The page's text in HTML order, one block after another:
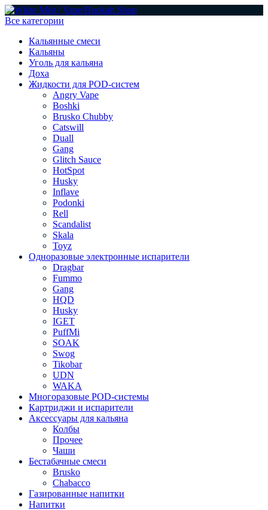
Все категории
Кальянные смеси
Кальяны
Уголь для кальяна
Доха
Жидкости для POD-систем
Angry Vape
Boshki
Brusko Chubby
Catswill
Duall
Gang
Glitch Sauce
HotSpot
Husky
Inflave
Podonki
Rell
Scandalist
Skala
Toyz
Одноразовые электронные испарители
Dragbar
Fummo
Gang
HQD
Husky
IGET
PuffMi
SOAK
Swog
Tikobar
UDN
WAKA
Многоразовые POD-системы
Картриджи и испарители
Аксессуары для кальяна
Колбы
Прочее
Чаши
Бестабачные смеси
Brusko
Chabacco
Газированные напитки
Напитки